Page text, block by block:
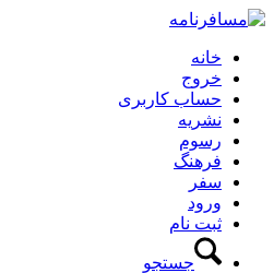
خانه
خروج
حساب کاربری
نشریه
رسوم
فرهنگ
سفر
ورود
ثبت نام
جستجو